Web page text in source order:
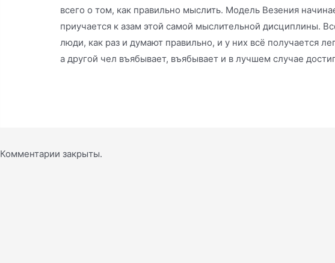
всего о том, как правильно мыслить. Модель Везения
приучается к азам этой самой мыслительной дисциплины.
люди, как раз и думают правильно, и у них всё получается
а другой чел въябывает, въябывает и в лучшем случае
Комментарии закрыты.